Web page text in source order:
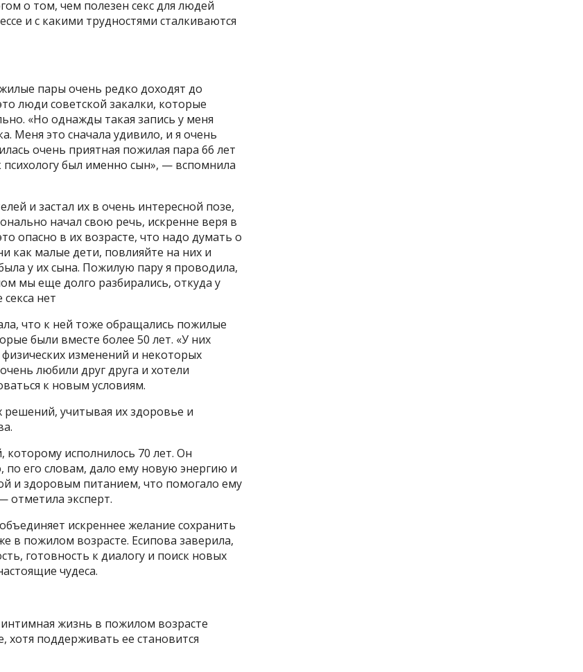
о том, чем полезен секс для людей
и с какими трудностями сталкиваются
пары очень редко доходят до
люди советской закалки, которые
«Но однажды такая запись у меня
Меня это сначала удивило, и я очень
очень приятная пожилая пара 66 лет
был именно сын», — вспомнила
и застал их в очень интересной позе,
начал свою речь, искренне веря в
опасно в их возрасте, что надо думать о
как малые дети, повлияйте на них и
у их сына. Пожилую пару я проводила,
мы еще долго разбирались, откуда у
нет
что к ней тоже обращались пожилые
были вместе более 50 лет. «У них
изменений и некоторых
любили друг друга и хотели
к новым условиям.
учитывая их здоровье и
исполнилось 70 лет. Он
его словам, дало ему новую энергию и
и здоровым питанием, что помогало ему
эксперт.
искреннее желание сохранить
в пожилом возрасте. Есипова заверила,
готовность к диалогу и поиск новых
чудеса.
жизнь в пожилом возрасте
хотя поддерживать ее становится